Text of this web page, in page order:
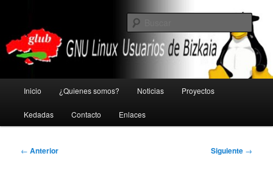
contenido
principalGlub
principal
Inicio ¿Quienes somos? Noticias Proyectos
Kedadas Contacto Enlaces
Navegación
← Anterior Siguiente →